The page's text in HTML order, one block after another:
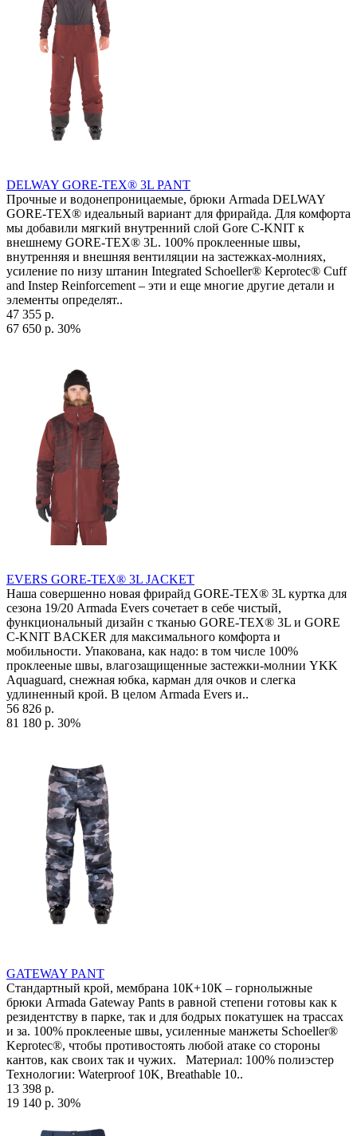
DELWAY GORE-TEX® 3L PANT
Прочные и водонепроницаемые, брюки Armada DELWAY
GORE-TEX® идеальный вариант для фрирайда. Для комфорта
мы добавили мягкий внутренний слой Gore C-KNIT к
внешнему GORE-TEX® 3L. 100% проклеенные швы,
внутренняя и внешняя вентиляции на застежках-молниях,
усиление по низу штанин Integrated Schoeller® Keprotec® Cuff
and Instep Reinforcement – эти и еще многие другие детали и
элементы определят..
47 355 р.
67 650 р. 30%
EVERS GORE-TEX® 3L JACKET
Наша совершенно новая фрирайд GORE-TEX® 3L куртка для
сезона 19/20 Armada Evers сочетает в себе чистый,
функциональный дизайн с тканью GORE-TEX® 3L и GORE
C-KNIT BACKER для максимального комфорта и
мобильности. Упакована, как надо: в том числе 100%
проклееные швы, влагозащищенные застежки-молнии YKK
Aquaguard, снежная юбка, карман для очков и слегка
удлиненный крой. В целом Armada Evers и..
56 826 р.
81 180 р. 30%
GATEWAY PANT
Стандартный крой, мембрана 10К+10К – горнолыжные
брюки Armada Gateway Pants в равной степени готовы как к
резидентству в парке, так и для бодрых покатушек на трассах
и за. 100% проклееные швы, усиленные манжеты Schoeller®
Keprotec®, чтобы противостоять любой атаке со стороны
кантов, как своих так и чужих. Материал: 100% полиэстер
Технологии: Waterproof 10K, Breathable 10..
13 398 р.
19 140 р. 30%